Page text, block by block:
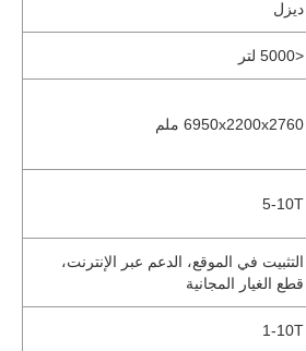
ديزل
<5000 لتر
6950x2200x2760 ملم
5-10T
التثبيت في الموقع، الدعم عبر الإنترنت،
قطع الغيار المجانية
1-10T